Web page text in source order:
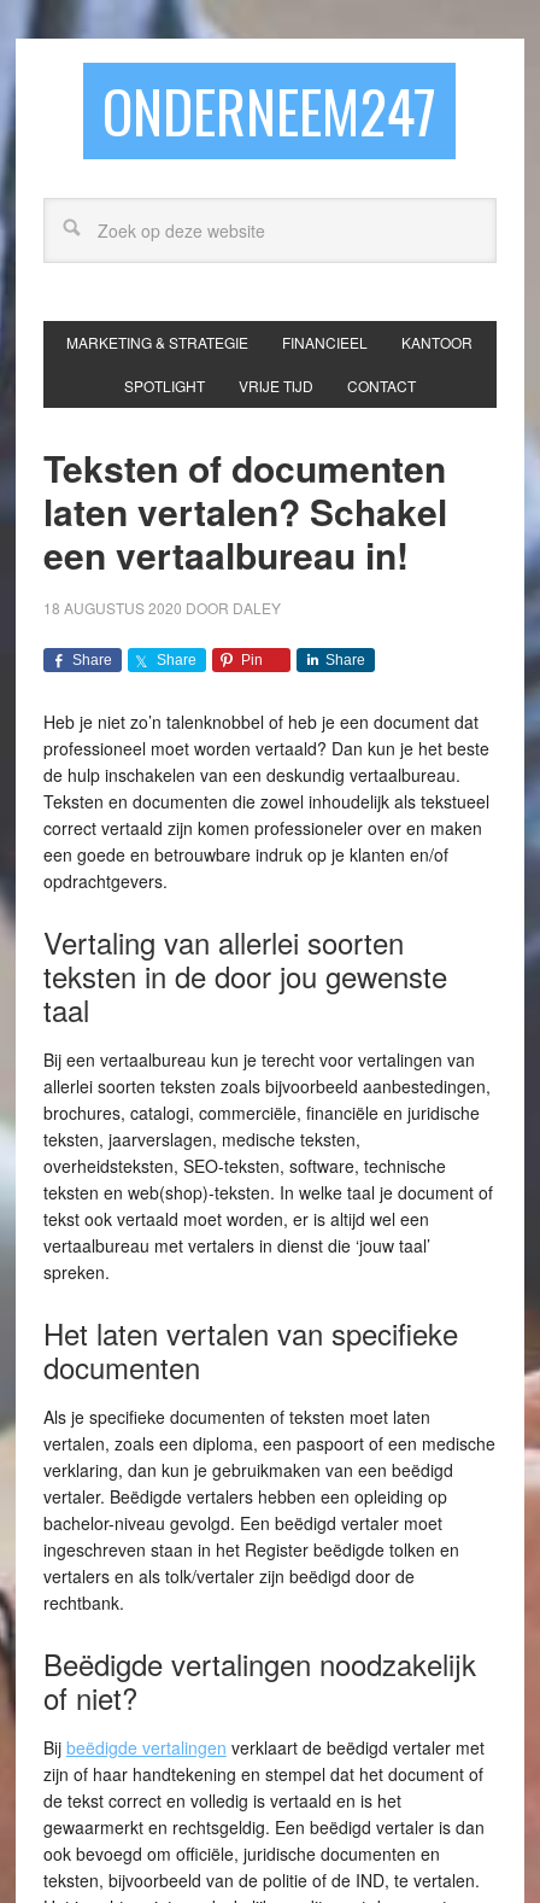
ONDERNEEM247
MARKETING & STRATEGIE FINANCIEEL KANTOOR
SPOTLIGHT VRIJE TIJD CONTACT
Teksten of documenten
laten vertalen? Schakel
een vertaalbureau in!
18 AUGUSTUS 2020 DOOR DALEY
Share Share Pin Share
Heb je niet zo’n talenknobbel of heb je een document dat
professioneel moet worden vertaald? Dan kun je het beste
de hulp inschakelen van een deskundig vertaalbureau.
Teksten en documenten die zowel inhoudelijk als tekstueel
correct vertaald zijn komen professioneler over en maken
een goede en betrouwbare indruk op je klanten en/of
opdrachtgevers.
Vertaling van allerlei soorten
teksten in de door jou gewenste
taal
Bij een vertaalbureau kun je terecht voor vertalingen van
allerlei soorten teksten zoals bijvoorbeeld aanbestedingen,
brochures, catalogi, commerciële, financiële en juridische
teksten, jaarverslagen, medische teksten,
overheidsteksten, SEO-teksten, software, technische
teksten en web(shop)-teksten. In welke taal je document of
tekst ook vertaald moet worden, er is altijd wel een
vertaalbureau met vertalers in dienst die ‘jouw taal’
spreken.
Het laten vertalen van specifieke
documenten
Als je specifieke documenten of teksten moet laten
vertalen, zoals een diploma, een paspoort of een medische
verklaring, dan kun je gebruikmaken van een beëdigd
vertaler. Beëdigde vertalers hebben een opleiding op
bachelor-niveau gevolgd. Een beëdigd vertaler moet
ingeschreven staan in het Register beëdigde tolken en
vertalers en als tolk/vertaler zijn beëdigd door de
rechtbank.
Beëdigde vertalingen noodzakelijk
of niet?
Bij beëdigde vertalingen verklaart de beëdigd vertaler met
zijn of haar handtekening en stempel dat het document of
de tekst correct en volledig is vertaald en is het
gewaarmerkt en rechtsgeldig. Een beëdigd vertaler is dan
ook bevoegd om officiële, juridische documenten en
teksten, bijvoorbeeld van de politie of de IND, te vertalen.